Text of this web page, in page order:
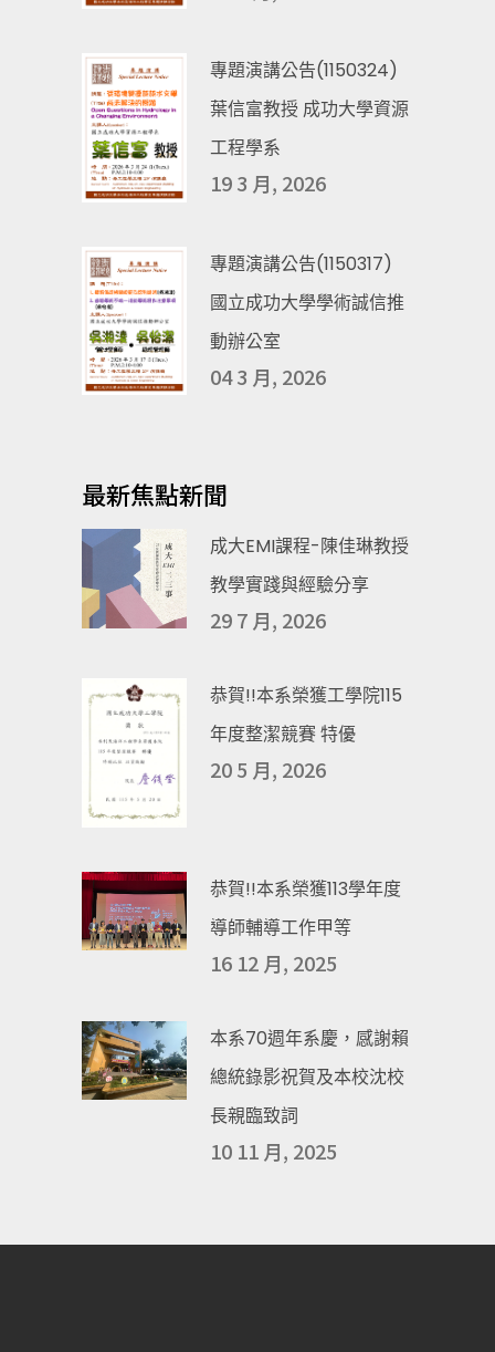
專題演講公告(1150324)
葉信富教授 成功大學資源
工程學系
19 3 月, 2026
專題演講公告(1150317)
國立成功大學學術誠信推
動辦公室
04 3 月, 2026
最新焦點新聞
成大EMI課程-陳佳琳教授
教學實踐與經驗分享
29 7 月, 2026
恭賀!!本系榮獲工學院115
年度整潔競賽 特優
20 5 月, 2026
恭賀!!本系榮獲113學年度
導師輔導工作甲等
16 12 月, 2025
本系70週年系慶，感謝賴
總統錄影祝賀及本校沈校
長親臨致詞
10 11 月, 2025